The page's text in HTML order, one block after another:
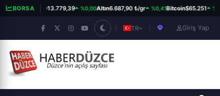
BORSA
BIST 100 13.779,39 %0,00Altın6.687,90 ₺/gr %0,41Bitcoin$65.251
TR Giriş Yap